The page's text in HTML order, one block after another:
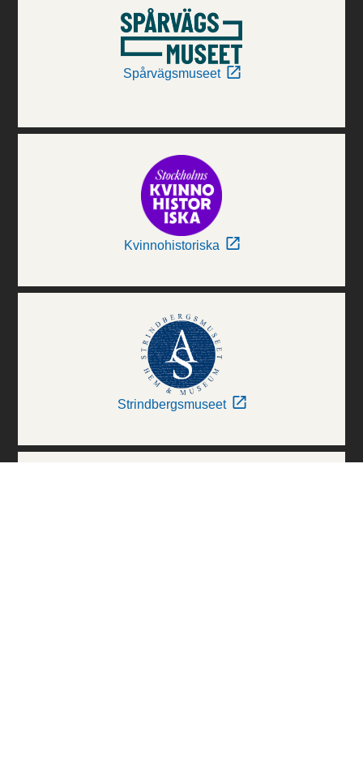
Spårvägsmuseet
Kvinnohistoriska
Strindbergsmuseet